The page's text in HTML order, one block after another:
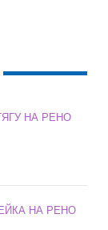
НА РЕНО
НА РЕНО